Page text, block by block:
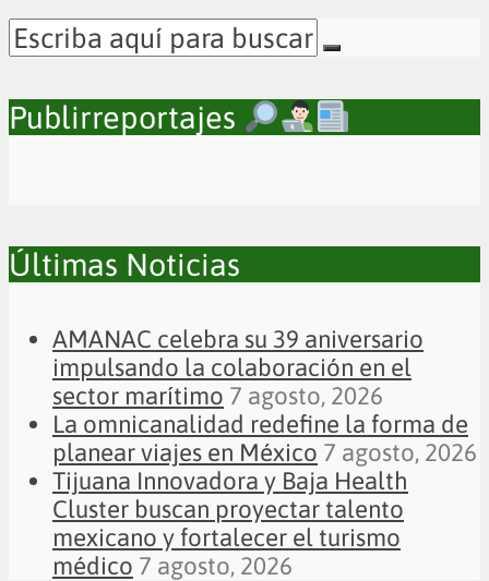
Publirreportajes
Últimas Noticias
AMANAC celebra su 39 aniversario
impulsando la colaboración en el
sector marítimo 7 agosto, 2026
La omnicanalidad redefine la forma de
planear viajes en México 7 agosto, 2026
Tijuana Innovadora y Baja Health
Cluster buscan proyectar talento
mexicano y fortalecer el turismo
médico 7 agosto, 2026